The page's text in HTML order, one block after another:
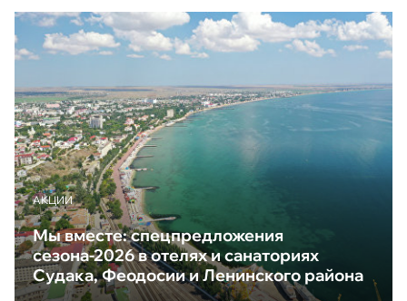
АКЦИИ
Мы вместе: спецпредложения
сезона-2026 в отелях и санаториях
Судака, Феодосии и Ленинского района